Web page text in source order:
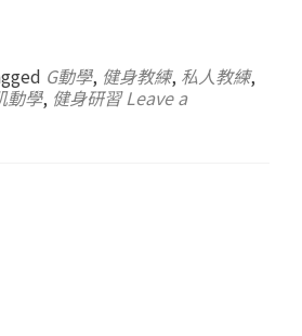
G動學, 健身教練, 私人教練,
動學, 健身研習 Leave a